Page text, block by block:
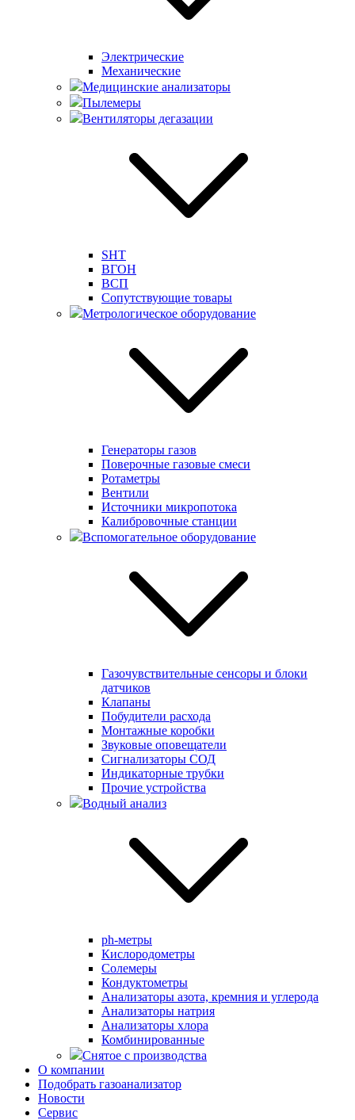
Электрические
Механические
Медицинские анализаторы
Пылемеры
Вентиляторы дегазации
SHT
ВГОН
ВСП
Сопутствующие товары
Метрологическое оборудование
Генераторы газов
Поверочные газовые смеси
Ротаметры
Вентили
Источники микропотока
Калибровочные станции
Вспомогательное оборудование
Газочувствительные сенсоры и блоки
датчиков
Клапаны
Побудители расхода
Монтажные коробки
Звуковые оповещатели
Сигнализаторы СОД
Индикаторные трубки
Прочие устройства
Водный анализ
ph-метры
Кислородометры
Солемеры
Кондуктометры
Анализаторы азота, кремния и углерода
Анализаторы натрия
Анализаторы хлора
Комбинированные
Снятое с производства
О компании
Подобрать газоанализатор
Новости
Сервис